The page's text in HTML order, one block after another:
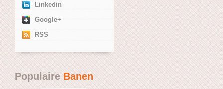
Linkedin
Google+
RSS
PopulaireBanen